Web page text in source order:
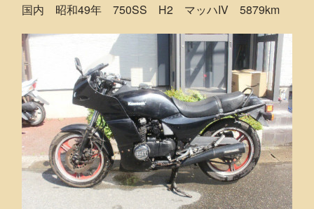
国内 昭和49年 750SS H2 マッハIV 5879km